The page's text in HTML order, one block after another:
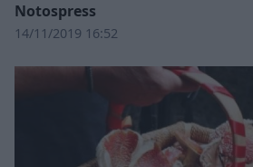
Notospress
14/11/2019 16:52